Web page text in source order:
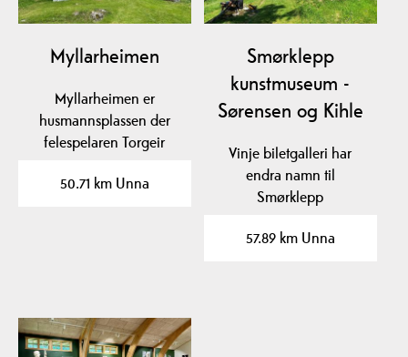
Myllarheimen
Myllarheimen er
husmannsplassen der
felespelaren Torgeir
best…
50.71 km Unna
Smørklepp
kunstmuseum -
Sørensen og Kihle
Vinje biletgalleri har
endra namn til
Smørklepp
Midt i det telemarkske…
57.89 km Unna